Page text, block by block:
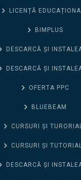
LICENȚĂ
BIMPLUS
DESCARCĂ ȘI
DESCARCĂ ȘI
OFERTA PPC
BLUEBEAM
CURSURI ȘI
CURSURI ȘI
DESCARCĂ ȘI